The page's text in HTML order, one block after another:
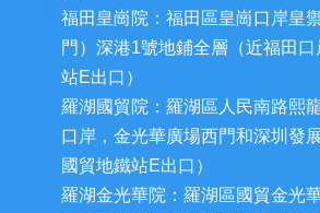
福田皇崗院：福田區皇崗口岸皇
門）深港1號地鋪全層（近福田
站E出口）
羅湖國貿院：羅湖區人民南路熙
口岸，金光華廣場西門和深圳發
國貿地鐵站E出口）
羅湖金光華院：羅湖區國貿金光